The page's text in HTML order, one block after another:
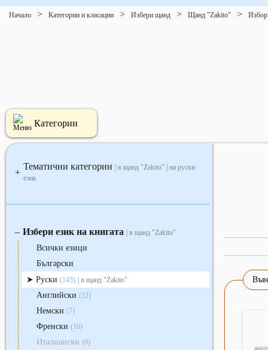
Начало Категории и класации Избери щанд Щанд "Zakito" Избор
Категории
+
Тематични категории
| в щанд "Zakito" | на руски
език
‒ Избери език на книгата | в щанд "Zakito"
Всички езици
Български
Руски (143) | в щанд "Zakito"
Английски (12)
Немски (7)
Френски (16)
Италиански (0)